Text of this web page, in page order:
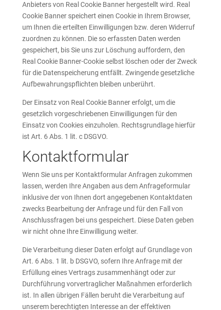
Anbieters von Real Cookie Banner hergestellt wird. Real
Cookie Banner speichert einen Cookie in Ihrem Browser,
um Ihnen die erteilten Einwilligungen bzw. deren Widerruf
zuordnen zu können. Die so erfassten Daten werden
gespeichert, bis Sie uns zur Löschung auffordern, den
Real Cookie Banner-Cookie selbst löschen oder der Zweck
für die Datenspeicherung entfällt. Zwingende gesetzliche
Aufbewahrungspflichten bleiben unberührt.
Der Einsatz von Real Cookie Banner erfolgt, um die
gesetzlich vorgeschriebenen Einwilligungen für den
Einsatz von Cookies einzuholen. Rechtsgrundlage hierfür
ist Art. 6 Abs. 1 lit. c DSGVO.
Kontaktformular
Wenn Sie uns per Kontaktformular Anfragen zukommen
lassen, werden Ihre Angaben aus dem Anfrageformular
inklusive der von Ihnen dort angegebenen Kontaktdaten
zwecks Bearbeitung der Anfrage und für den Fall von
Anschlussfragen bei uns gespeichert. Diese Daten geben
wir nicht ohne Ihre Einwilligung weiter.
Die Verarbeitung dieser Daten erfolgt auf Grundlage von
Art. 6 Abs. 1 lit. b DSGVO, sofern Ihre Anfrage mit der
Erfüllung eines Vertrags zusammenhängt oder zur
Durchführung vorvertraglicher Maßnahmen erforderlich
ist. In allen übrigen Fällen beruht die Verarbeitung auf
unserem berechtigten Interesse an der effektiven